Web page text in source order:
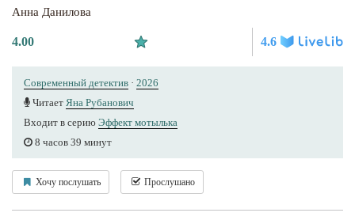
Анна Данилова
4.00 4.6
Современный детектив · 2026
Читает Яна Рубанович
Входит в серию Эффект мотылька
8 часов 39 минут
Хочу послушать Прослушано